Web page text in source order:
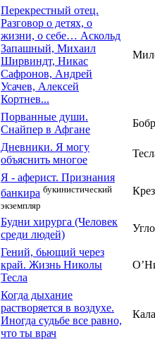
Перекрестный отец.
Разговор о детях, о
жизни, о себе… Аскольд
Запашный, Михаил
Ширвиндт, Никас
Сафронов, Андрей
Усачев, Алексей
Кортнев...
Порванные души.
Снайпер в Афгане
Дневники. Я могу
объяснить многое
Я - аферист. Признания
банкира букинистический
экземпляр
Крез
Будни хирурга (Человек
среди людей)
Гений, бьющий через
край. Жизнь Николы
Тесла
Когда дыхание
растворяется в воздухе.
Иногда судьбе все равно,
что ты врач